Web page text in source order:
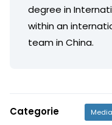
degree in
within an
team in China.
Categorie Media